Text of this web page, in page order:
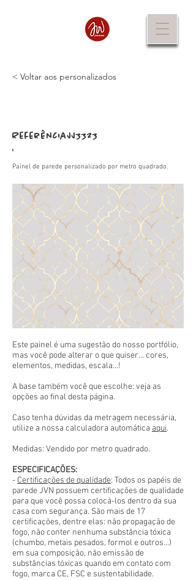
< Voltar aos personalizados
Referência
:
JJ3323
Painel de parede personalizado por metro quadrado.
Este painel é uma sugestão do nosso portfólio,
mas você pode alterar o que quiser... cores,
elementos, medidas, escala...!
A base também você que escolhe: veja as
opções ao final desta página.
Caso tenha dúvidas da metragem necessária,
utilize a nossa calculadora automática aqui.
Medidas: Vendido por metro quadrado.
ESPECIFICAÇÕES:
- Certificações de qualidade: Todos os papéis de
parede JVN possuem certificações de qualidade
para que você possa colocá-los dentro da sua
casa com segurança. São mais de 17
certificações, dentre elas: não propagação de
fogo, não conter nenhuma substância tóxica
(chumbo, metais pesados, formol e outros...)
em sua composição, não emissão de
substâncias tóxicas quando em contato com
fogo, marca CE, FSC e sustentabilidade.